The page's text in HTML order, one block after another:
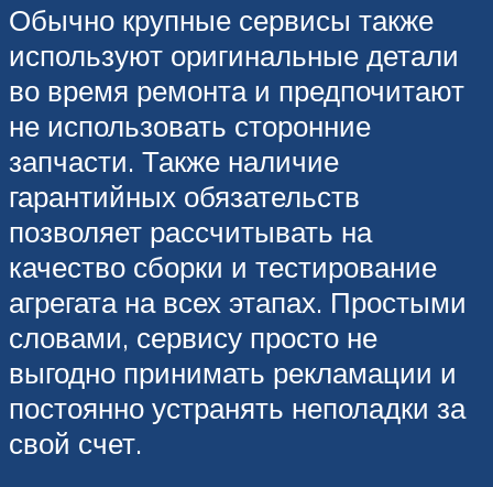
Обычно крупные сервисы также
используют оригинальные детали
во время ремонта и предпочитают
не использовать сторонние
запчасти. Также наличие
гарантийных обязательств
позволяет рассчитывать на
качество сборки и тестирование
агрегата на всех этапах. Простыми
словами, сервису просто не
выгодно принимать рекламации и
постоянно устранять неполадки за
свой счет.